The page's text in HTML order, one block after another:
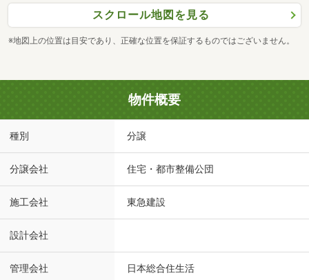
スクロール地図を見る
※地図上の位置は目安であり、正確な位置を保証するものではございません。
物件概要
種別 分譲
分譲会社 住宅・都市整備公団
施工会社 東急建設
設計会社
管理会社 日本総合住生活